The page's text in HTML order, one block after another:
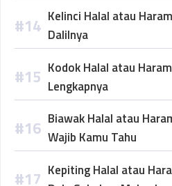
Kelinci Halal atau
Dalilnya
Kodok Halal atau
Lengkapnya
Biawak Halal atau
Wajib Kamu Tahu
Kepiting Halal atau